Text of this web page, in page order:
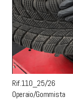
Rif.110_25/26
Operaio/Gommista